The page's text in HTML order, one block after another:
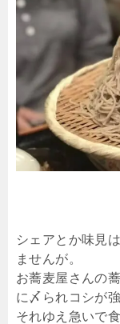
シェアとか味見
ませんが。
お蕎麦屋さんの
に〆られコシが
それゆえ急いで